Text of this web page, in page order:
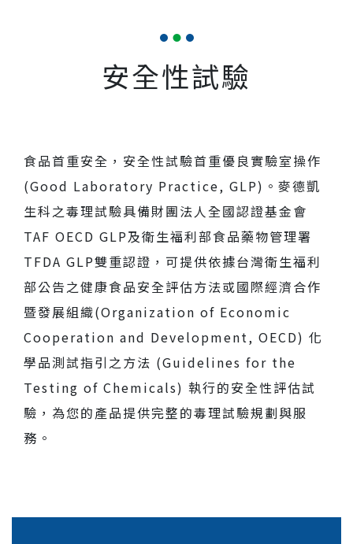
非傳統性食品原料
牛樟芝
實驗動物與設備
常見問題
人才招募
聯絡我們
安全性試驗
食品首重安全，安全性試驗首重優良實驗室操作
(Good Laboratory Practice, GLP)。麥德凱
生科之毒理試驗具備財團法人全國認證基金會
TAF OECD GLP及衛生福利部食品藥物管理署
TFDA GLP雙重認證，可提供依據台灣衛生福利
部公告之健康食品安全評估方法或國際經濟合作
暨發展組織(Organization of Economic
Cooperation and Development, OECD) 化
學品測試指引之方法 (Guidelines for the
Testing of Chemicals) 執行的安全性評估試
驗，為您的產品提供完整的毒理試驗規劃與服
務。